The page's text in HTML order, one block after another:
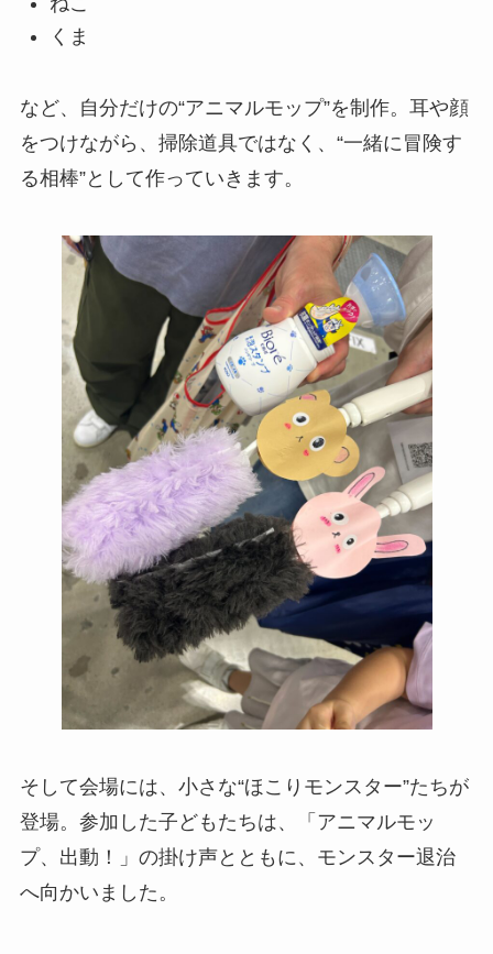
くま
など、自分だけの“アニマルモップ”を制作。耳や顔
をつけながら、掃除道具ではなく、“一緒に冒険す
る相棒”として作っていきます。
そして会場には、小さな“ほこりモンスター”たちが
登場。参加した子どもたちは、「アニマルモッ
プ、出動！」の掛け声とともに、モンスター退治
へ向かいました。